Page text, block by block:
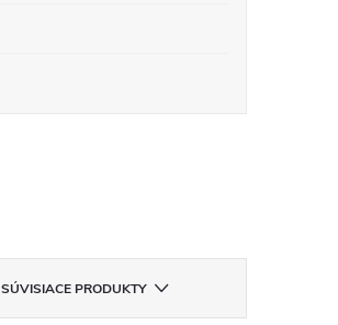
SÚVISIACE PRODUKTY